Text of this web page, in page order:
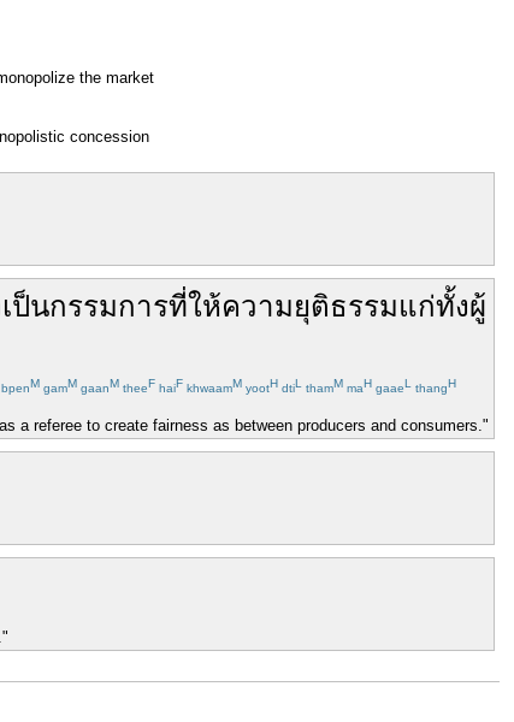
the market
concession
เป็นกรรมการที่ให้ความยุติธรรมแก่ทั้งผู้
bpenM gamM gaanM theeF haiF khwaamM yootH dtiL thamM maH gaaeL thangH
a referee to create fairness as between producers and consumers."